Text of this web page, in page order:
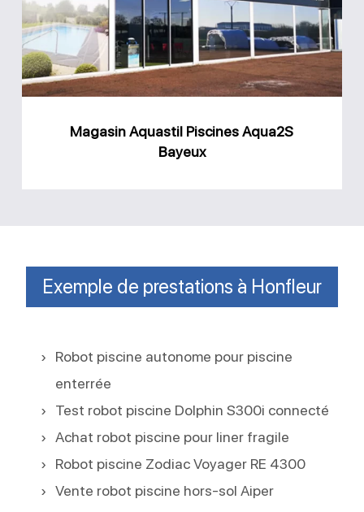
Aqua2S
Bayeux
Magasin Aquastil Piscines Aqua2S
Bayeux
Exemple de prestations à Honfleur
Robot piscine autonome pour piscine
enterrée
Test robot piscine Dolphin S300i connecté
Achat robot piscine pour liner fragile
Robot piscine Zodiac Voyager RE 4300
Vente robot piscine hors-sol Aiper